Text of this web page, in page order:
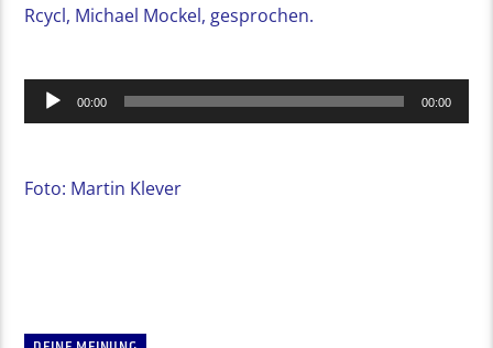
Rcycl, Michael Mockel, gesprochen.
Audio-
Player
00:00 00:00
Foto: Martin Klever